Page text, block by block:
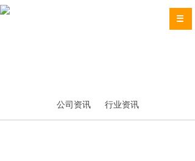
公司资讯 行业资讯